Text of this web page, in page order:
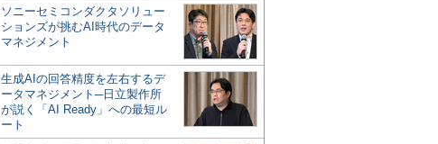
ソニーセミコンダクタソリュー
ションズが挑むAI時代のデータ
マネジメント
生成AIの回答精度を左右するデ
ータマネジメント─日立製作所
が説く「AI Ready」への最短ル
ート